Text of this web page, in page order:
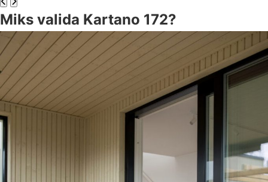
Miks valida Kartano 172?